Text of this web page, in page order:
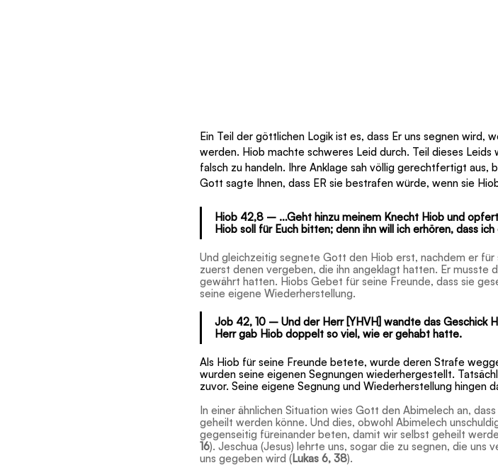
Ein Teil der göttlichen Logik ist es, dass Er uns segnen wird,
werden. Hiob machte schweres Leid durch. Teil dieses Leids
falsch zu handeln. Ihre Anklage sah völlig gerechtfertigt aus,
Gott sagte Ihnen, dass ER sie bestrafen würde, wenn sie
Hiob 42,8 – …Geht hinzu meinem Knecht Hiob und
Hiob soll für Euch bitten; denn ihn will ich erhören, dass
Und gleichzeitig segnete Gott den Hiob erst, nachdem er
zuerst denen vergeben, die ihn angeklagt hatten. Er musste
gewährt hatten. Hiobs Gebet für seine Freunde, dass sie
seine eigene Wiederherstellung.
Job 42, 10 – Und der Herr [YHVH] wandte das Geschick
Herr gab Hiob doppelt so viel, wie er gehabt hatte.
Als Hiob für seine Freunde betete, wurde deren Strafe
wurden seine eigenen Segnungen wiederhergestellt.
zuvor. Seine eigene Segnung und Wiederherstellung hingen
In einer ähnlichen Situation wies Gott den Abimelech an,
geheilt werden könne. Und dies, obwohl Abimelech
gegenseitig füreinander beten, damit wir selbst geheilt
16). Jeschua (Jesus) lehrte uns, sogar die zu segnen, die uns
uns gegeben wird (Lukas 6, 38).